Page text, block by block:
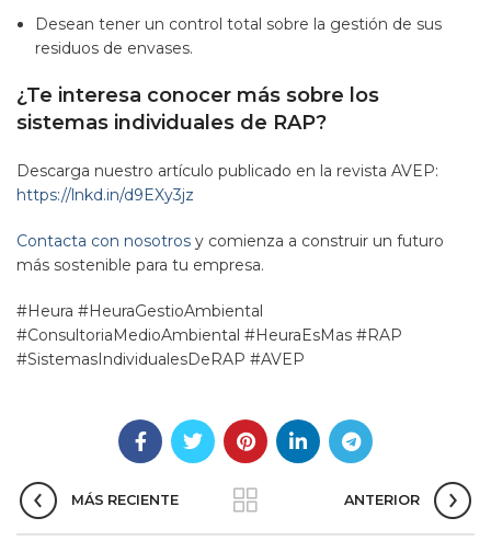
Desean tener un control total sobre la gestión de sus
residuos de envases.
¿Te interesa conocer más sobre los
sistemas individuales de RAP?
Descarga nuestro artículo publicado en la revista AVEP:
https://lnkd.in/d9EXy3jz
Contacta con nosotros y comienza a construir un futuro
más sostenible para tu empresa.
#Heura #HeuraGestioAmbiental
#ConsultoriaMedioAmbiental #HeuraEsMas #RAP
#SistemasIndividualesDeRAP #AVEP
MÁS RECIENTE ANTERIOR